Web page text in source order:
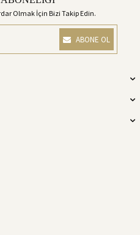
Olmak İçin Bizi Takip Edin.
ABONE OL